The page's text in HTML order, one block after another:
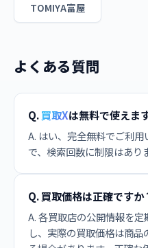
TOMIYA富屋
よくある質問
Q.買取Xは無料で使えま
A. はい、完全無料でご利
で、検索回数に制限はあり
Q. 買取価格は正確ですか
A. 各買取店の公開情報を
し、実際の買取価格は商